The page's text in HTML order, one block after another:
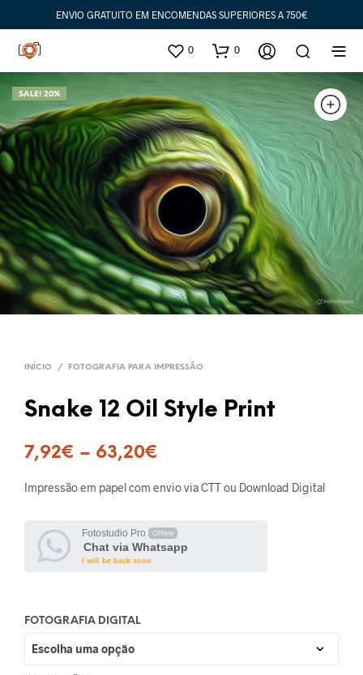
ENVIO GRATUITO EM ENCOMENDAS SUPERIORES A 750€
0 0
SALE! 20%
INÍCIO / FOTOGRAFIA PARA IMPRESSÃO
Snake 12 Oil Style Print
7,92€ – 63,20€
Impressão em papel com envio via CTT ou Download Digital
Fotostudio Pro Offline
Chat via Whatsapp
I will be back soon
FOTOGRAFIA DIGITAL